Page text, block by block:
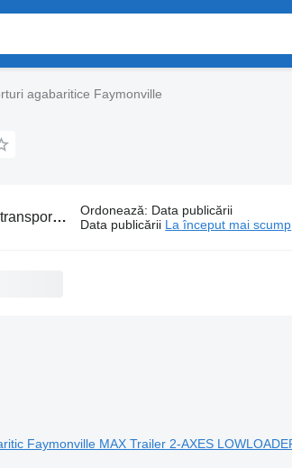
agabaritice Faymonville
Faymonville Ordonează: Data publicării
Data publicării La început mai scump